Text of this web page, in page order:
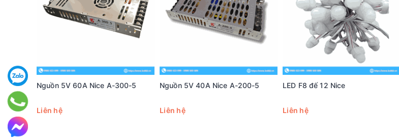
Nguồn 5V 60A Nice A-300-5
Liên hệ
Nguồn 5V 40A Nice A-200-5
Liên hệ
LED F8 đế 12 Nice
Liên hệ